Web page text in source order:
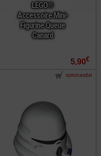
LEGO®
Accessoire Mini-
Figurine Queue
Canard
5,90€
commander